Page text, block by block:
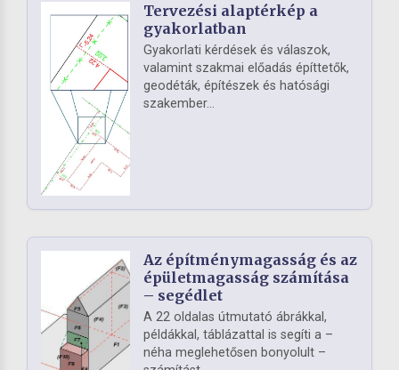
Tervezési alaptérkép a
gyakorlatban
Gyakorlati kérdések és válaszok,
valamint szakmai előadás építtetők,
geodéták, építészek és hatósági
szakember...
Az építménymagasság és az
épületmagasság számítása
– segédlet
A 22 oldalas útmutató ábrákkal,
példákkal, táblázattal is segíti a –
néha meglehetősen bonyolult –